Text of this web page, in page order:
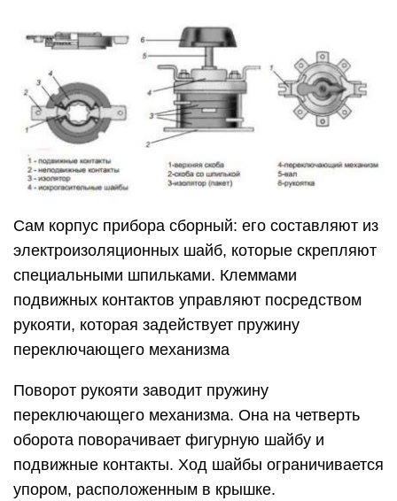
Сам корпус прибора сборный: его составляют из
электроизоляционных шайб, которые скрепляют
специальными шпильками. Клеммами
подвижных контактов управляют посредством
рукояти, которая задействует пружину
переключающего механизма
Поворот рукояти заводит пружину
переключающего механизма. Она на четверть
оборота поворачивает фигурную шайбу и
подвижные контакты. Ход шайбы ограничивается
упором, расположенным в крышке.